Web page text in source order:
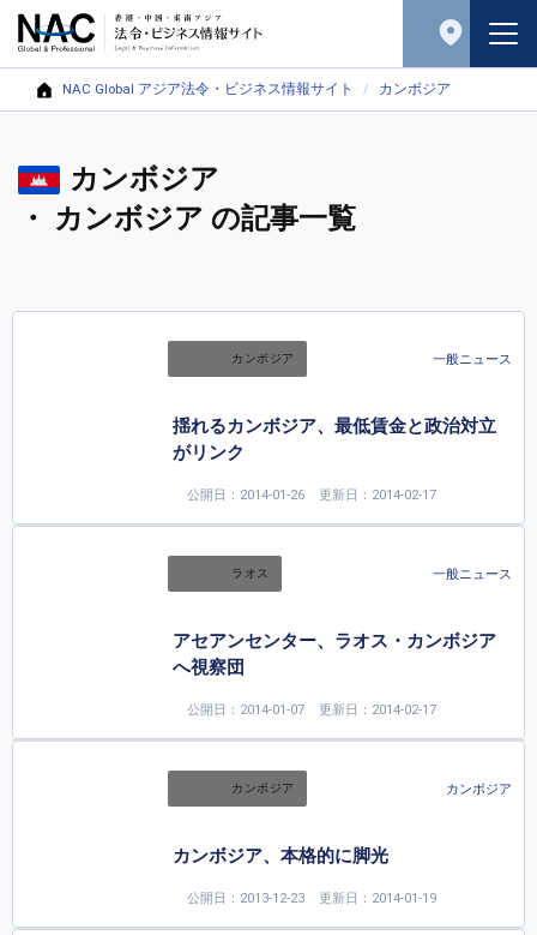
NAC Global アジア法令・ビジネス情報サイト カンボジア
カンボジア
・ カンボジア の記事一覧
カンボジア 一般ニュース
揺れるカンボジア、最低賃金と政治対立
がリンク
公開日：2014-01-26 更新日：2014-02-17
ラオス 一般ニュース
アセアンセンター、ラオス・カンボジア
へ視察団
公開日：2014-01-07 更新日：2014-02-17
カンボジア カンボジア
カンボジア、本格的に脚光
公開日：2013-12-23 更新日：2014-01-19